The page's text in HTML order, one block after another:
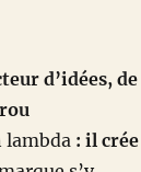
d’idées, de
lambda : il crée